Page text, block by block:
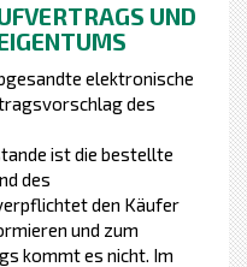
UND
elektronische
des
ist die bestellte
des
den Käufer
und zum
kommt es nicht. Im